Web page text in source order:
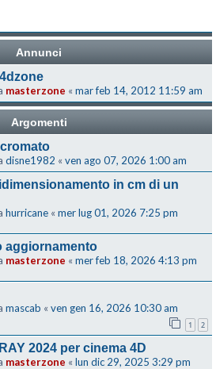
Annunci
masterzone « mar feb 14, 2012 11:59 am
Argomenti
disne1982 « ven ago 07, 2026 1:00 am
in cm di un
hurricane « mer lug 01, 2026 7:25 pm
aggiornamento
masterzone « mer feb 18, 2026 4:13 pm
mascab « ven gen 16, 2026 10:30 am
1 2
2024 per cinema 4D
masterzone « lun dic 29, 2025 3:29 pm